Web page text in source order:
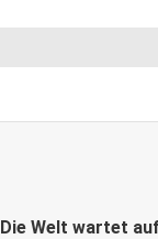
Die Welt wartet